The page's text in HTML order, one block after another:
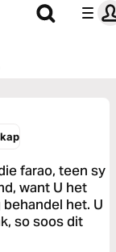
farao, teen sy
want U het
het. U
so soos dit